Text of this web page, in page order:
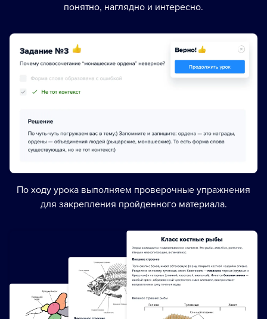
понятно, наглядно и интересно.
По ходу урока выполняем проверочные упражнения
для закрепления пройденного материала.